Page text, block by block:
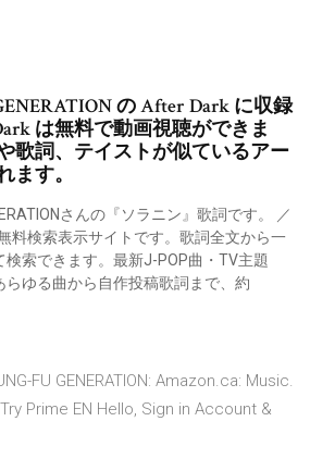
の After Dark に収録
は無料で動画視聴ができま
歌詞、テイストが似ているアー
ます。
さんの『ソラニン』歌詞です。 ／
料検索表示サイトです。歌詞全文から一
索できます。最新J-POP曲・TV主題
ゆる曲から自作投稿歌詞まで、約
FU GENERATION: Amazon.ca: Music.
Prime EN Hello, Sign in Account &